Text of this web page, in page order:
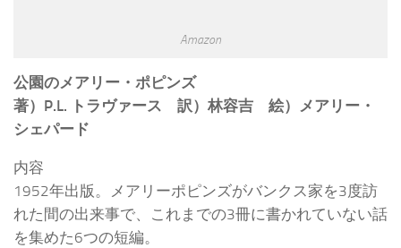
Amazon
公園のメアリー・ポピンズ
著）P.L. トラヴァース 訳）林容吉 絵）メアリー・
シェパード
内容
1952年出版。メアリーポピンズがバンクス家を3度訪
れた間の出来事で、これまでの3冊に書かれていない話
を集めた6つの短編。